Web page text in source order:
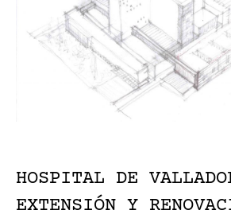
HOSPITAL DE
EXTENSIÓN Y